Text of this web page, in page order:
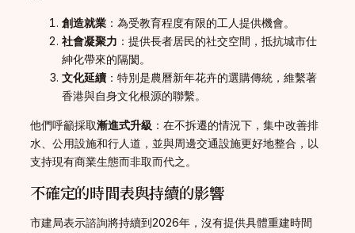
創造就業 ：為受教育程度有限的工人提供機會。
社會凝聚力 ：提供長者居民的社交空間，抵抗城市仕
紳化帶來的隔閡。
文化延續 ：特別是農曆新年花卉的選購傳統，維繫著
香港與自身文化根源的聯繫。
他們呼籲採取漸進式升級 ：在不拆遷的情況下，集中改善排
水、公用設施和行人道，並與周邊交通設施更好地整合，以
支持現有商業生態而非取而代之。
不確定的時間表與持續的影響
市建局表示諮詢將持續到2026年，沒有提供具體重建時間